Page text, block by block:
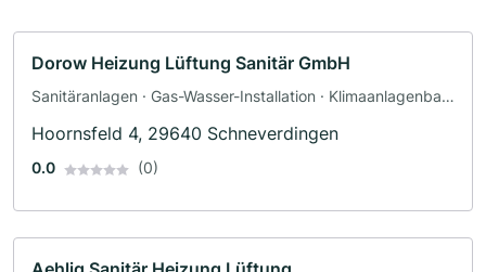
Dorow Heizung Lüftung Sanitär GmbH
Sanitäranlagen · Gas-Wasser-Installation · Klimaanlagenbau
Hoornsfeld 4, 29640 Schneverdingen
0.0 (0)